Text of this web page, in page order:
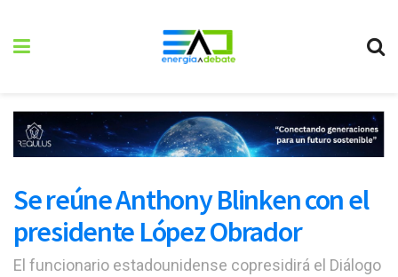
Se reúne Anthony Blinken con el
presidente López Obrador
El funcionario estadounidense copresidirá el Diálogo